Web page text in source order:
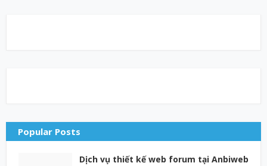
Popular Posts
Dịch vụ thiết kế web forum tại Anbiweb